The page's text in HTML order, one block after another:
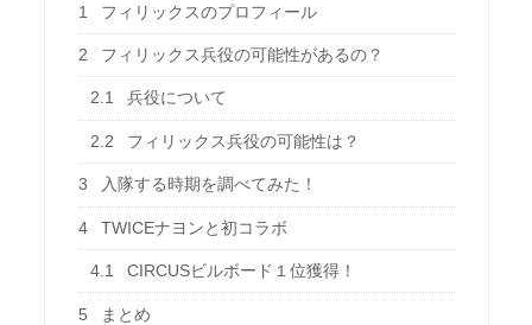
1 フィリックスのプロフィール
2 フィリックス兵役の可能性があるの？
2.1 兵役について
2.2 フィリックス兵役の可能性は？
3 入隊する時期を調べてみた！
4 TWICEナヨンと初コラボ
4.1 CIRCUSビルボード１位獲得！
5 まとめ